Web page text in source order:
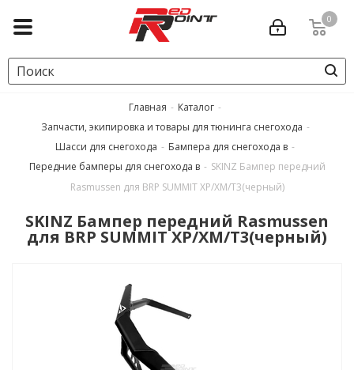
0
Главная - Каталог -
Запчасти, экипировка и товары для тюнинга снегохода -
Шасси для снегохода - Бампера для снегохода в -
Передние бамперы для снегохода в - SKINZ Бампер передний
Rasmussen для BRP SUMMIT XP/XM/T3(черный)
SKINZ Бампер передний Rasmussen
для BRP SUMMIT XP/XM/T3(черный)